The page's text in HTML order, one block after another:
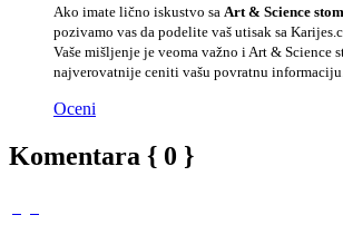
Ako imate lično iskustvo sa Art & Science
pozivamo vas da podelite vaš utisak sa
Vaše mišljenje je veoma važno i Art & Science
najverovatnije ceniti vašu povratnu informaciju.
Oceni
Komentara { 0 }